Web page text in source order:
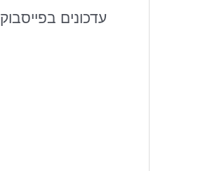
עדכונים בפייסבוק